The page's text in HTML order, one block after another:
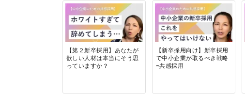
【第２新卒採用】あなたが
欲しい人材は本当にそう思
っていますか？
【新卒採用向け】新卒採用
で中小企業が取るべき戦略
~共感採用